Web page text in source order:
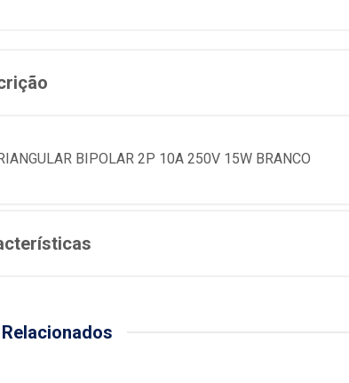
BIPOLAR 2P 10A 250V 15W BRANCO